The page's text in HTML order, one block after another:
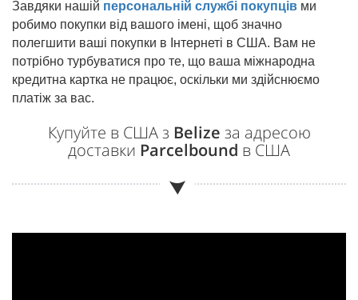
Завдяки нашій персональній службі покупців ми
робимо покупки від вашого імені, щоб значно
полегшити ваші покупки в Інтернеті в США. Вам не
потрібно турбуватися про те, що ваша міжнародна
кредитна картка не працює, оскільки ми здійснюємо
платіж за вас.
Купуйте в США з Belize за адресою
доставки Parcelbound в США